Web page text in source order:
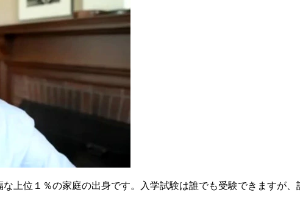
上位１％の家庭の出身です。入学試験は誰でも受験できますが